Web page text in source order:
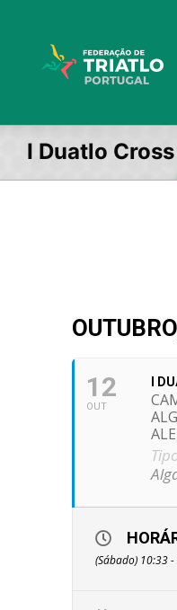
I Duatlo
12
OUT
I
(Sábado) 10:33